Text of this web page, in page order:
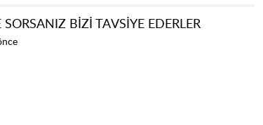
SORSANIZ BİZİ TAVSİYE EDERLER